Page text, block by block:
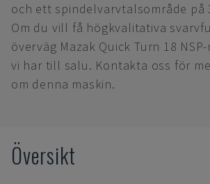
och ett spindelvarvtalsområde på
Om du vill få högkvalitativa
överväg Mazak Quick Turn 18
vi har till salu. Kontakta oss för
om denna maskin.
Översikt